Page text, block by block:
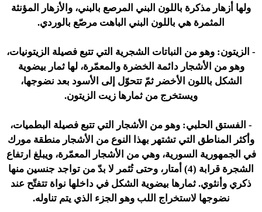
ولها أزهار مذكرة باللون البني المرصع بالبني، والأزهار المؤنثة
المثمرة هي باللون البني الباهت مرصّع بالوردي.
- الزيتون: وهو من النباتات الشجرية التي تتبع فصيلة الزيتونيات،
وهو من الأشجار دائمة الخضرة والمعمّرة، لها ثمار بيضوية
الشكل باللون الأخضر ثمّ تتحوّل إلى الأسود بعد نضوجها،
ويستخرج من ثمارها زيت الزيتون.
- الفستق الحلبي: وهو من الأشجار التي تتبع فصيلة البطميات،
وأكثر المناطق التي تشتهر بهذا النوع من الأشجار منطقة مورك
في الجمهورية السورية، وهي من الأشجار المعمّرة، ويبلغ ارتفاع
الشجرة قرابة (4) أمتار، وحتى تُثمر لا بدّ من تواجد جنسين منها
ذكري وأنثوي. ثمارها بيضوية الشكل في داخلها نواة تتفتّح عند
نضوجها لاستخراج اللب وهو الجزء الذي يتم تناوله.